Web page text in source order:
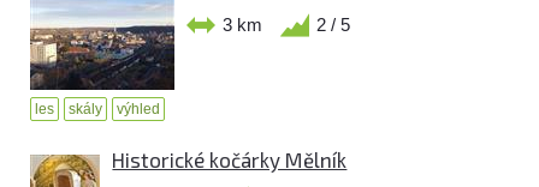
3 km 2 / 5
les skály výhled
Historické kočárky Mělník